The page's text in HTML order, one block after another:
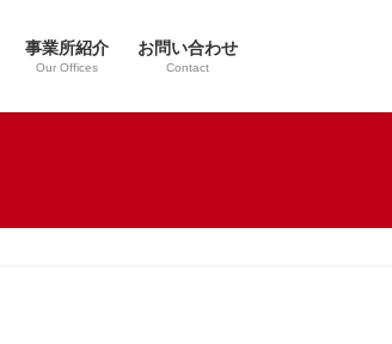
事業所紹介
Our Offices
お問い合わせ
Contact